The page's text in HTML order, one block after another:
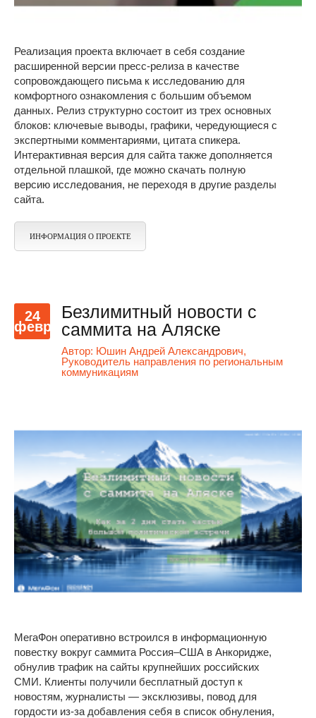
Реализация проекта включает в себя создание
расширенной версии пресс-релиза в качестве
сопровождающего письма к исследованию для
комфортного ознакомления с большим объемом
данных. Релиз структурно состоит из трех основных
блоков: ключевые выводы, графики, чередующиеся с
экспертными комментариями, цитата спикера.
Интерактивная версия для сайта также дополняется
отдельной плашкой, где можно скачать полную
версию исследования, не переходя в другие разделы
сайта.
ИНФОРМАЦИЯ О ПРОЕКТЕ
24
февр
Безлимитный новости с
саммита на Аляске
Автор: Юшин Андрей Александрович,
Руководитель направления по региональным
коммуникациям
МегаФон оперативно встроился в информационную
повестку вокруг саммита Россия–США в Анкоридже,
обнулив трафик на сайты крупнейших российских
СМИ. Клиенты получили бесплатный доступ к
новостям, журналисты — эксклюзивы, повод для
гордости из-за добавления себя в список обнуления,